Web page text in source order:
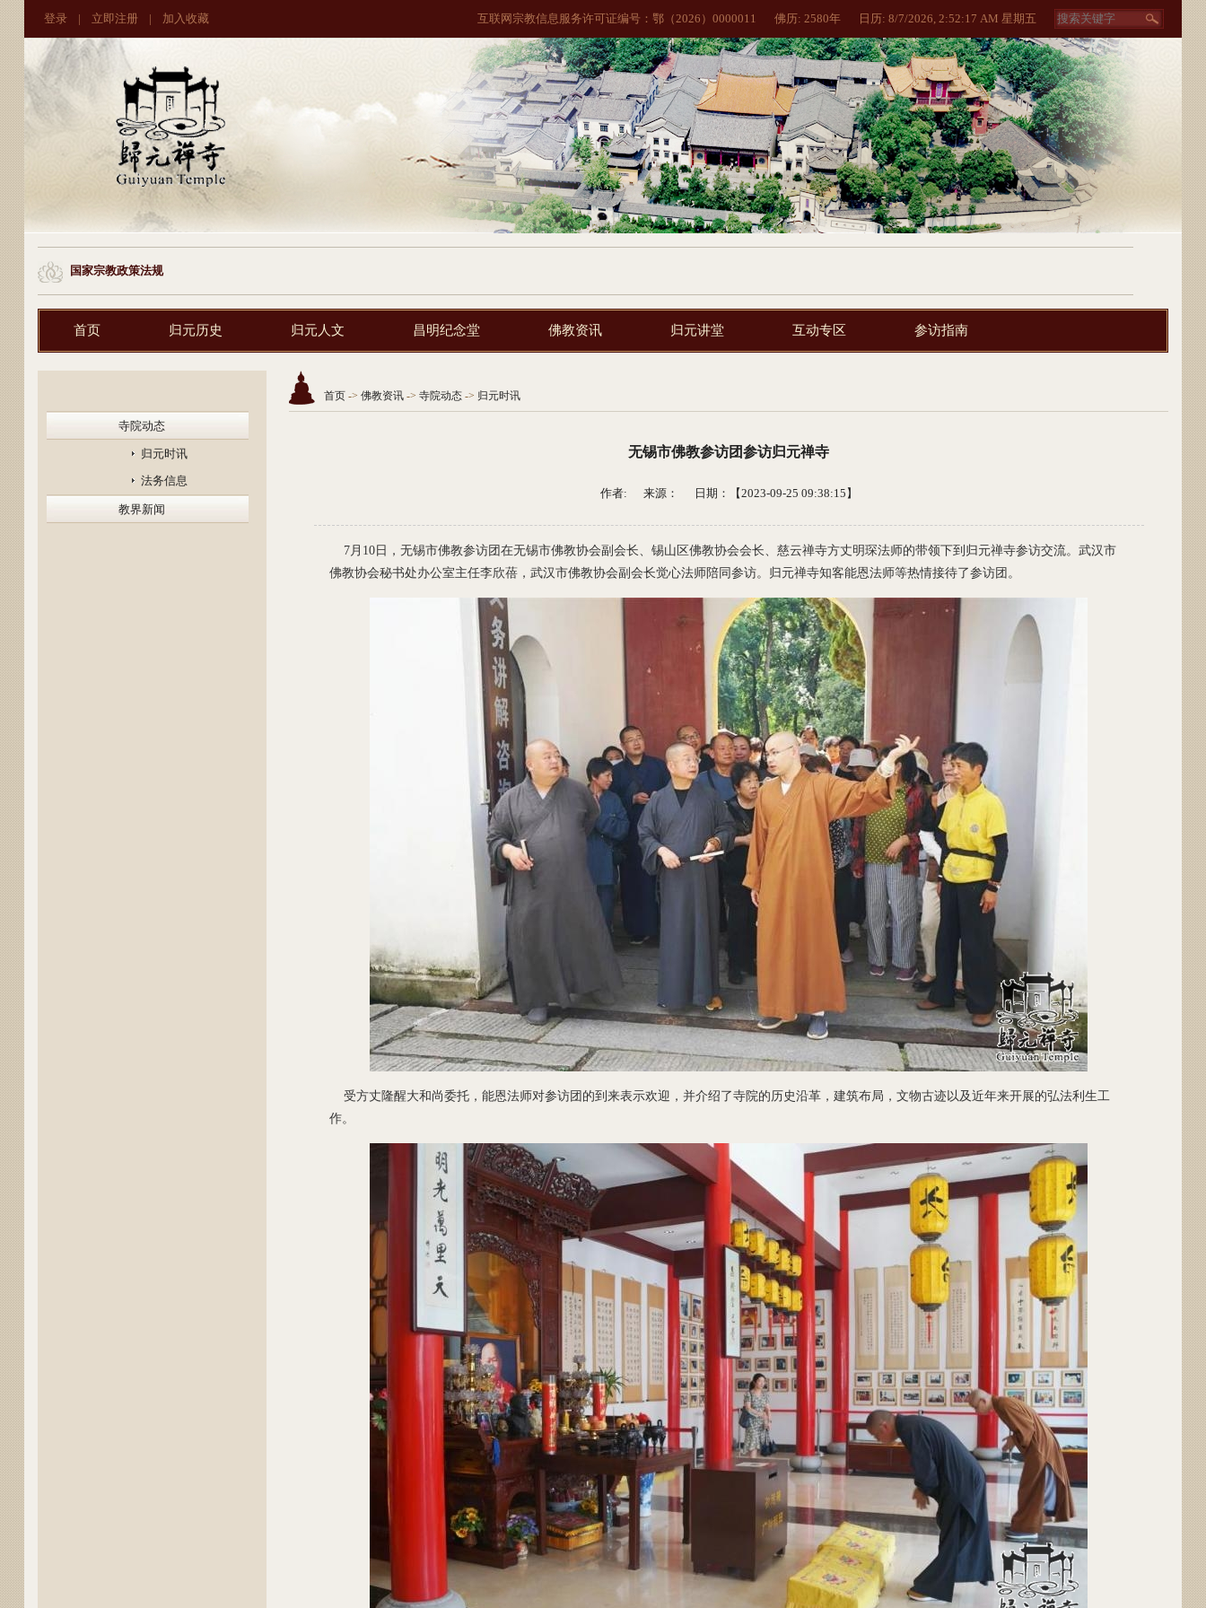
登录 | 立即注册 | 加入收藏 互联网宗教信息服务许可证编号：鄂（2026）0000011 佛历: 2580年 日历: 8/7/2026, 2:52:18 AM 星期五
国家宗教政策法规
首页 归元历史 归元人文 昌明纪念堂 佛教资讯 归元讲堂 互动专区 参访指南
寺院动态
归元时讯
法务信息
教界新闻
首页 -> 佛教资讯 -> 寺院动态 -> 归元时讯
无锡市佛教参访团参访归元禅寺
作者: 来源： 日期：【2023-09-25 09:38:15】
7月10日，无锡市佛教参访团在无锡市佛教协会副会长、锡山区佛教协会会长、慈云禅寺方丈明琛法师的带领下到归元禅寺参访交流。武汉市
佛教协会秘书处办公室主任李欣蓓，武汉市佛教协会副会长觉心法师陪同参访。归元禅寺知客能恩法师等热情接待了参访团。
受方丈隆醒大和尚委托，能恩法师对参访团的到来表示欢迎，并介绍了寺院的历史沿革，建筑布局，文物古迹以及近年来开展的弘法利生工
作。